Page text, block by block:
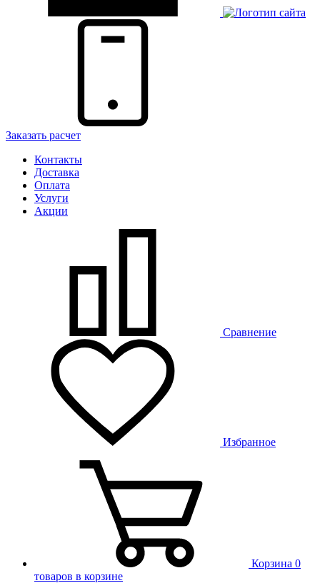
Заказать расчет
Контакты
Доставка
Оплата
Услуги
Акции
Сравнение
Избранное
Корзина 0
товаров в корзине